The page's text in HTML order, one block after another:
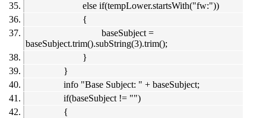
else if(tempLower.startsWith("fw:"))
{
baseSubject =
baseSubject.trim().subString(3).trim();
}
}
info "Base Subject: " + baseSubject;
if(baseSubject != "")
{